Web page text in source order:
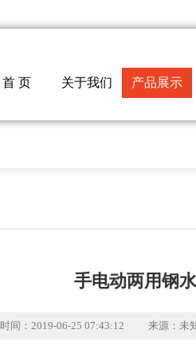
首 页 关于我们 产品展示
手电动两用钢
时间：2019-06-25 07:43:12 来源：未